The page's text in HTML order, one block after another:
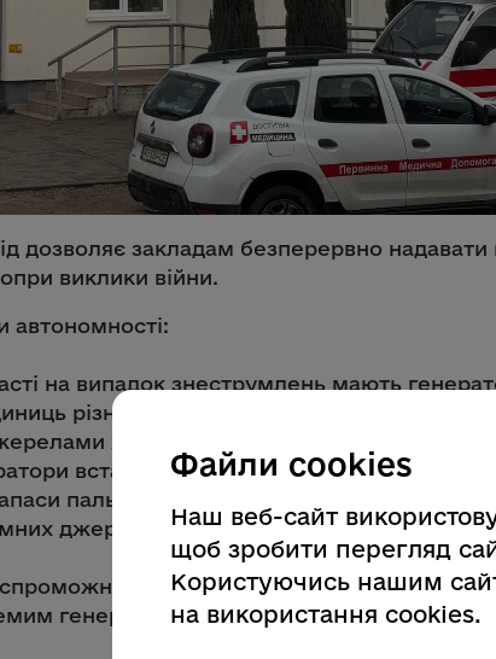
дозволяє закладам безперервно надавати
виклики війни.
автономності:
на випадок знеструмлень мають
різної потужності. Амбулаторії
живлення більш ніж на 80 % –
встановлені у всіх станціях
пального на щонайменше 5–7 діб
джерел живлення;
спроможної мережі мають власні котельні,
генератором;
Файли cookies
Наш веб-сайт
щоб зробити перегляд
Користуючись нашим
на використання cookies.